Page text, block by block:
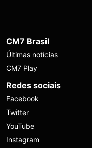
CM7 Brasil
Últimas notícias
CM7 Play
Redes sociais
Facebook
Twitter
YouTube
Instagram